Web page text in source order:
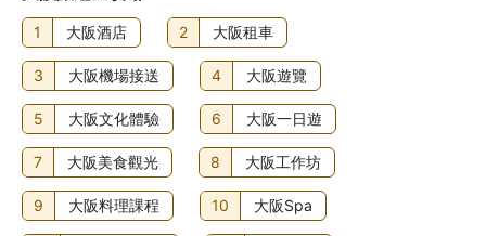
1 大阪酒店 2 大阪租車
3 大阪機場接送 4 大阪遊覽
5 大阪文化體驗 6 大阪一日遊
7 大阪美食觀光 8 大阪工作坊
9 大阪料理課程 10 大阪Spa